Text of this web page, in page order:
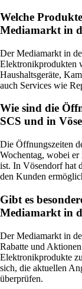
Welche
Mediamarkt in
Der Mediamarkt in
Elektronikprodukten
Haushaltsgeräte,
auch Services wie
Wie sind die
SCS und in
Die Öffnungszeiten
Wochentag, wobei
ist. In Vösendorf hat
den Kunden
Gibt es
Mediamarkt in
Der Mediamarkt in
Rabatte und
Elektronikprodukte
sich, die aktuellen
überprüfen.